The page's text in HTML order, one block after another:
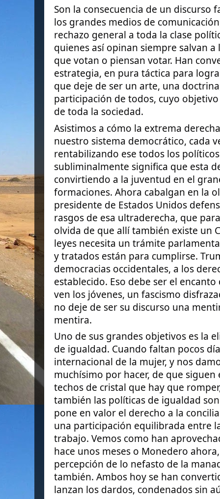
Son la consecuencia de un discurso
los grandes medios de
rechazo general a toda la clase
quienes así opinan siempre salvan a
que votan o piensan votar. Han
estrategia, en pura táctica para
que deje de ser un arte, una
participación de todos, cuyo
de toda la sociedad.
Asistimos a cómo la extrema
nuestro sistema democrático, cada
rentabilizando ese todos los
subliminalmente significa que esta
convirtiendo a la juventud en el
formaciones. Ahora cabalgan en la
presidente de Estados Unidos
rasgos de esa ultraderecha, que
olvida de que allí también existe un
leyes necesita un trámite
y tratados están para cumplirse.
democracias occidentales, a los
establecido. Eso debe ser el
ven los jóvenes, un fascismo
no deje de ser su discurso una
mentira.
Uno de sus grandes objetivos es la
de igualdad. Cuando faltan pocos
internacional de la mujer, y nos
muchísimo por hacer, de que
techos de cristal que hay que
también las políticas de igualdad
pone en valor el derecho a la
una participación equilibrada entre
trabajo. Vemos como han
hace unos meses o Monedero
percepción de lo nefasto de la
también. Ambos hoy se han
lanzan los dardos, condenados sin